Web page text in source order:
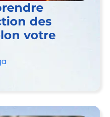
des
votre